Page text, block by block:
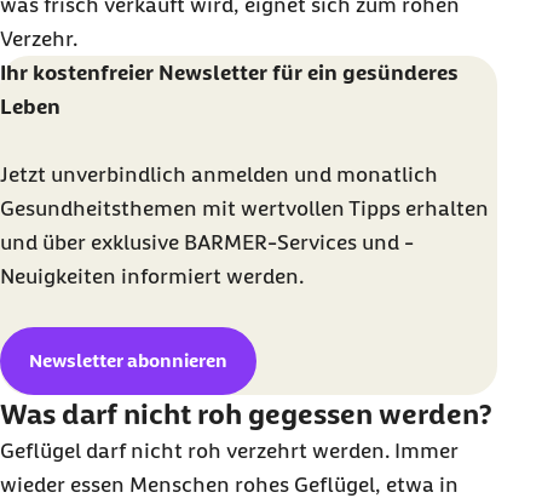
was frisch verkauft wird, eignet sich zum rohen
Verzehr.
Ihr kostenfreier Newsletter für ein gesünderes
Leben
Jetzt unverbindlich anmelden und monatlich
Gesundheitsthemen mit wertvollen Tipps erhalten
und über exklusive BARMER-Services und -
Neuigkeiten informiert werden.
Newsletter abonnieren
Was darf nicht roh gegessen werden?
Geflügel darf nicht roh verzehrt werden. Immer
wieder essen Menschen rohes Geflügel, etwa in